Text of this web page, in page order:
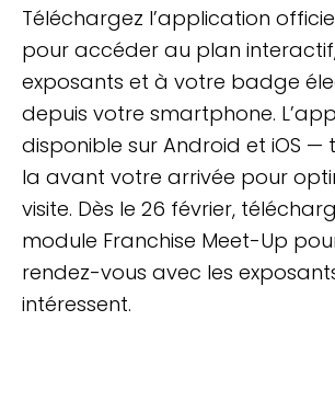
Téléchargez l’application
pour accéder au plan
exposants et à votre badge
depuis votre smartphone.
disponible sur Android et iOS —
la avant votre arrivée pour
visite. Dès le 26 février,
module Franchise Meet-Up
rendez-vous avec les
intéressent.